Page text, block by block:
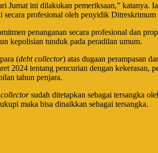
Jumat ini dilakukan pemeriksaan,” katanya.
profesional oleh penyidik Ditreskrimum
penanganan secara profesional dan
kepolisian tunduk pada peradilan umum.
(debt collector) atas dugaan perampasan
2024 tentang pencurian dengan kekerasan,
tahun penjara.
sudah ditetapkan sebagai tersangka
maka bisa dinaikkan sebagai tersangka.